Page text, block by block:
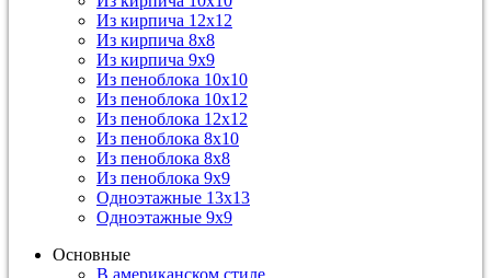
Из кирпича 12х12
Из кирпича 8х8
Из кирпича 9х9
Из пеноблока 10х10
Из пеноблока 10х12
Из пеноблока 12х12
Из пеноблока 8х10
Из пеноблока 8х8
Из пеноблока 9х9
Одноэтажные 13х13
Одноэтажные 9х9
Основные